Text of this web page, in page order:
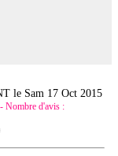
le Sam 17 Oct 2015
Nombre d'avis :